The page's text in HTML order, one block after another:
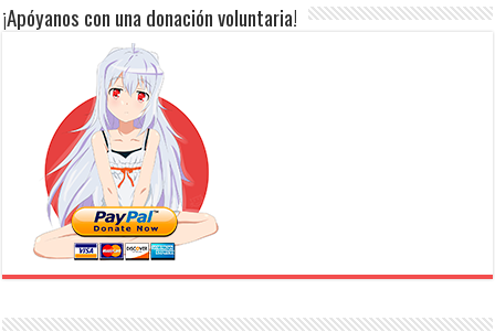
¡Apóyanos con una donación voluntaria!